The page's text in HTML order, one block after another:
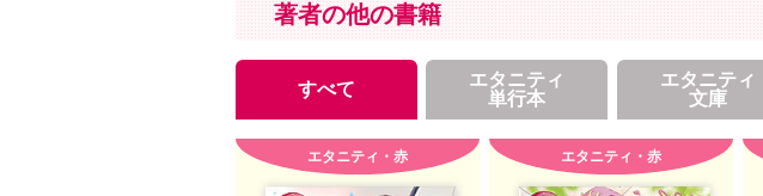
著者の他の書籍
すべて
エタニティ
単行本
エタニティ
文庫
エタニティ・赤 エタニティ・赤